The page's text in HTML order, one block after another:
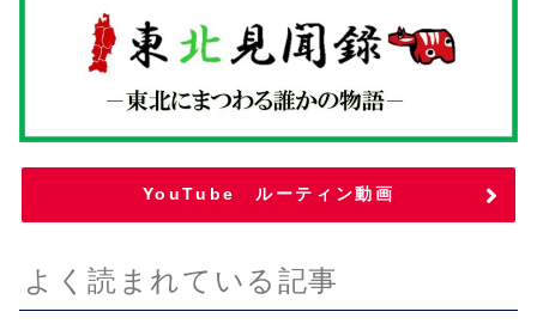
YouTube ルーティン動画
よく読まれている記事